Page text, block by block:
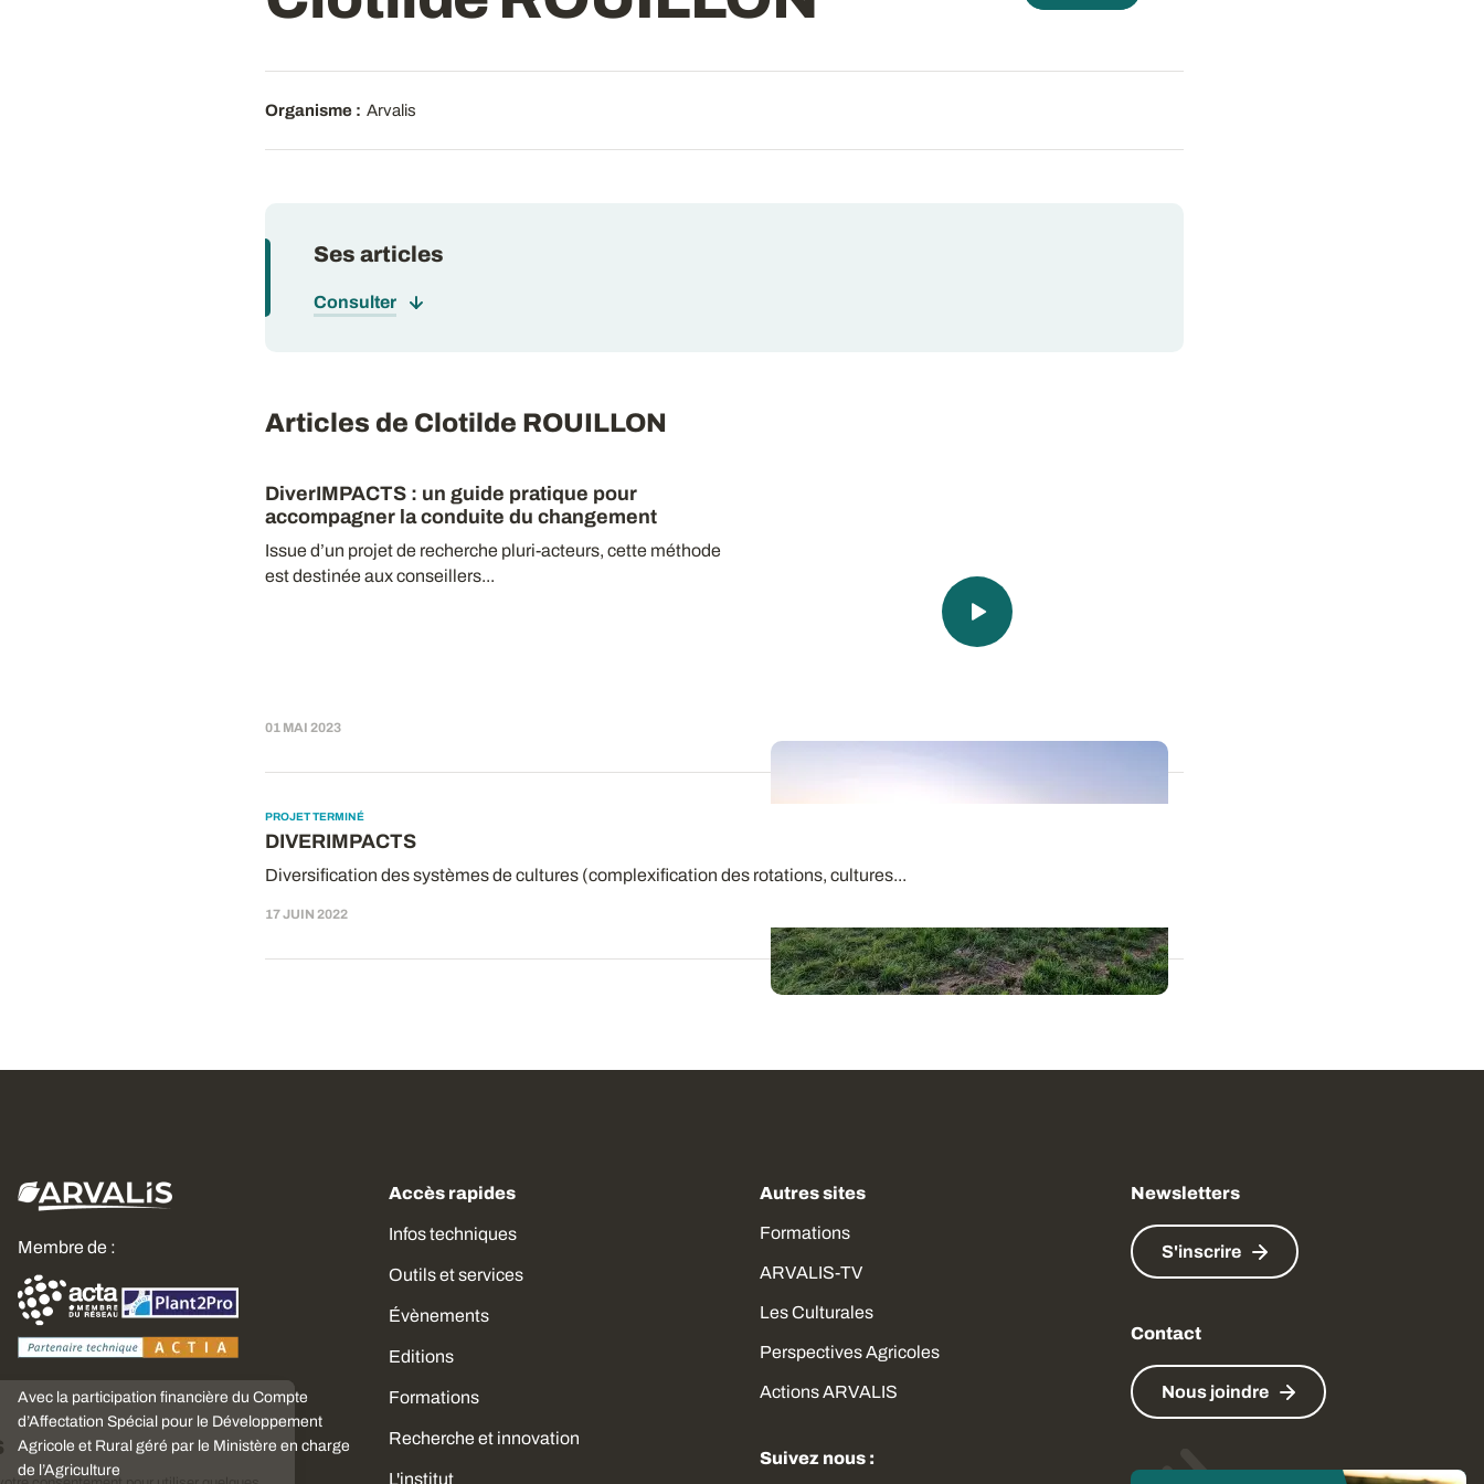
Choisissez
vos cookies
Organisme : Arvalis
Ses articles
Consulter
Articles de Clotilde ROUILLON
DiverIMPACTS : un guide pratique pour
accompagner la conduite du changement
Issue d’un projet de recherche pluri-acteurs, cette méthode
est destinée aux conseillers...
01 MAI 2023
PROJET TERMINÉ
DIVERIMPACTS
Diversification des systèmes de cultures (complexification des rotations, cultures...
17 JUIN 2022
Membre de :
Avec la participation financière du Compte
d’Affectation Spécial pour le Développement
Agricole et Rural géré par le Ministère en charge
de l’Agriculture
Accès rapides
Infos techniques
Outils et services
Évènements
Editions
Formations
Recherche et innovation
L'institut
Autres sites
Formations
ARVALIS-TV
Les Culturales
Perspectives Agricoles
Actions ARVALIS
Suivez nous :
Newsletters
S'inscrire
Contact
Nous joindre